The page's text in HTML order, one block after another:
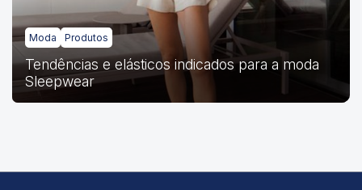
Moda Produtos
Tendências e elásticos indicados para a moda
Sleepwear